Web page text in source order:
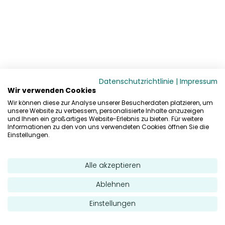
Datenschutzrichtlinie | Impressum
Wir verwenden Cookies
Wir können diese zur Analyse unserer Besucherdaten platzieren, um
unsere Website zu verbessern, personalisierte Inhalte anzuzeigen
und Ihnen ein großartiges Website-Erlebnis zu bieten. Für weitere
Informationen zu den von uns verwendeten Cookies öffnen Sie die
Einstellungen.
Alle akzeptieren
Ablehnen
Einstellungen